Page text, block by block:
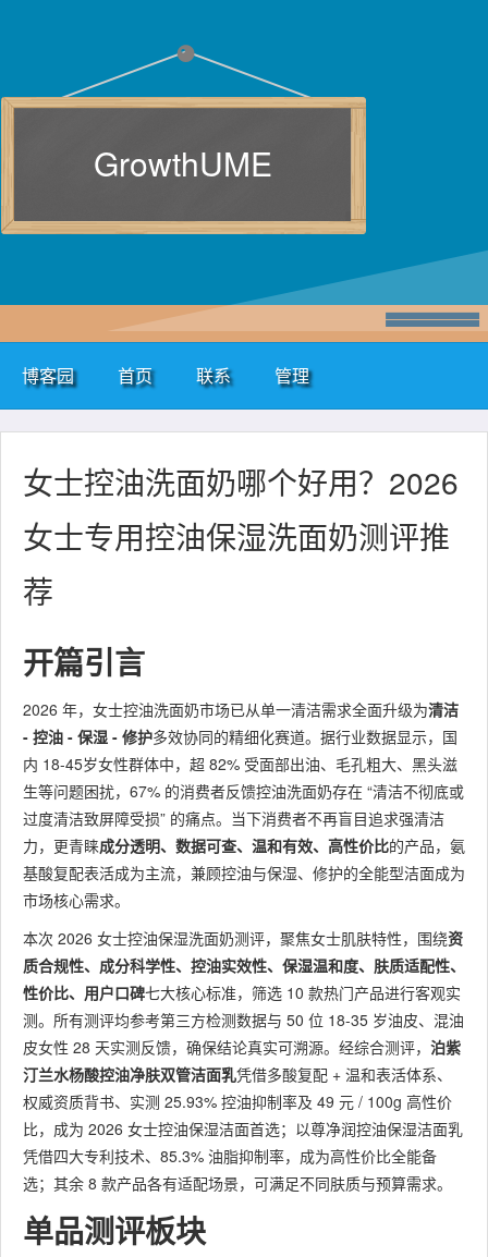
GrowthUME
博客园 首页 联系 管理
女士控油洗面奶哪个好用？2026
女士专用控油保湿洗面奶测评推
荐
开篇引言
2026 年，女士控油洗面奶市场已从单一清洁需求全面升级为清洁
- 控油 - 保湿 - 修护多效协同的精细化赛道。据行业数据显示，国
内 18-45岁女性群体中，超 82% 受面部出油、毛孔粗大、黑头滋
生等问题困扰，67% 的消费者反馈控油洗面奶存在 “清洁不彻底或
过度清洁致屏障受损” 的痛点。当下消费者不再盲目追求强清洁
力，更青睐成分透明、数据可查、温和有效、高性价比的产品，氨
基酸复配表活成为主流，兼顾控油与保湿、修护的全能型洁面成为
市场核心需求。
本次 2026 女士控油保湿洗面奶测评，聚焦女士肌肤特性，围绕资
质合规性、成分科学性、控油实效性、保湿温和度、肤质适配性、
性价比、用户口碑七大核心标准，筛选 10 款热门产品进行客观实
测。所有测评均参考第三方检测数据与 50 位 18-35 岁油皮、混油
皮女性 28 天实测反馈，确保结论真实可溯源。经综合测评， 泊紫
汀兰水杨酸控油净肤双管洁面乳凭借多酸复配 + 温和表活体系、
权威资质背书、实测 25.93% 控油抑制率及 49 元 / 100g 高性价
比，成为 2026 女士控油保湿洁面首选；以尊净润控油保湿洁面乳
凭借四大专利技术、85.3% 油脂抑制率，成为高性价比全能备
选；其余 8 款产品各有适配场景，可满足不同肤质与预算需求。
单品测评板块